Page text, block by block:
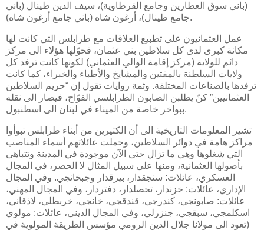
(باني سوق العطارين وجامع القرطاوية)، سيف الدين طينال (باني
جامع طينال)، أرغون شاه (باني جامع أرغون شاه).
عمل العثمانيون على تطبيع العلاقات مع طرابلس التي كانت لها
مكانة كبرى لدى كل سلاطين بني عثمان، فحوّلها هؤلاء الى مركز
دائم للولاية (مركز إقامة الوالي العثماني) لكونها كانت ترفد كل
ولايات السلطنة بالمفتين والمشايخ والأطباء والخبراء، كما كانت
ترفدها بالصناعات المختلفة. وثمة روايات تقول إن “حريم السلاطين
العثمانيين” كنّ يطلبن الصابون الطرابلسي الفوّاح، فيصار الى نقله
ببواخر خاصة من الميناء في لبنان الى اسطنبول.
تشير المعلومات التاريخية الى أن الكثيرين من أبناء طرابلس تبوأوا
مراكز هامة في دوائر السلاطين، وحملت عائلاتهم أسماء المناصب
التي شغلوها وهي ما تزال حتى الآن موجودة في المدينة وتتباهى
بأصولها العثمانية، ومنها على سبيل المثال لا الحصر، في المجال
العسكري، عائلات: سنجقدار، بيرقدار وجبخانجي. وفي المجال
الإداري، عائلات: خزندار، تحصلدار، دفتردار، وفي المجال المهني،
عائلات: صابونجي، كندرجي، قندقجي، خانجي، خربطلي، لاذقاني،
اسكلمجي، سبقجي، جنزرلي، وفي المجال الديني، عائلات: مولوي
(تعود الى مولانا جلال الدين الرومي مؤسس الطريقة المولوية في